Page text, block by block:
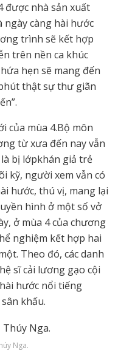
được nhà sản xuất
ngày càng hài hước
trình sẽ kết hợp
trên nền ca khúc
hẹn sẽ mang đến
thật sự thư giãn
của mùa 4.Bộ môn
từ xưa đến nay vẫn
bị lớpkhán giả trẻ
kỹ, người xem vẫn có
hước, thú vị, mang lại
hình ở một số vở
ở mùa 4 của chương
nghiệm kết hợp hai
Theo đó, các danh
sĩ cải lương gạo cội
hước nổi tiếng
khấu.
Nga.